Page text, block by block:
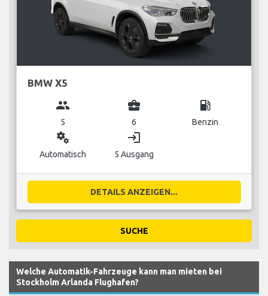
BMW X5
group
5
business_center
6
local_gas_station
Benzin
miscellaneous_services
Automatisch
login
5 Ausgang
DETAILS ANZEIGEN...
SUCHE
Welche Automatik-Fahrzeuge kann man mieten bei
Stockholm Arlanda Flughafen?